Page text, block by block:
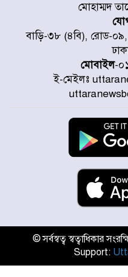
নেই
জুলাই
মোহাম্মদ
বাড়ি-৩৮ (৪বি), রোড-০৯,
মোবাইল-
ই-মেইলঃ
© সর্বস্বত্ব স্বত্বাধিকার
Support: